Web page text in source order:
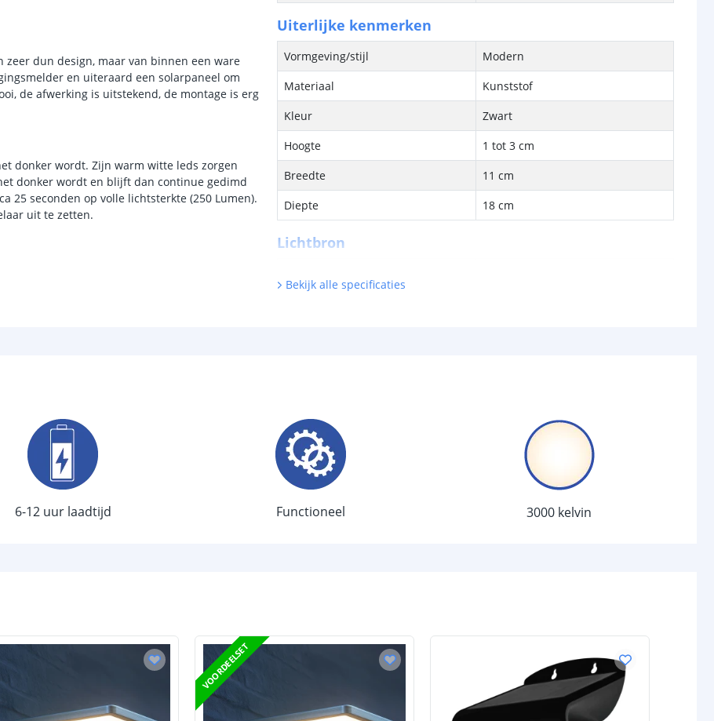
dun design, maar van binnen een ware
en uiteraard een solarpaneel om
de afwerking is uitstekend, de montage is erg
donker wordt. Zijn warm witte leds zorgen
donker wordt en blijft dan continue gedimd
25 seconden op volle lichtsterkte (250 Lumen).
uit te zetten.
Uiterlijke kenmerken
Vormgeving/stijl
Modern
Materiaal
Kunststof
Kleur
Zwart
Hoogte
1 tot 3 cm
Breedte
11 cm
Diepte
18 cm
Lichtbron
Aantal LEDS
Sensor en schakelaar
Schemersensor
Bewegingssensor
Schakelaar aan/uit
Ja
Aantal lichtstanden
Batterij
Bekijk alle specificaties
6-12 uur laadtijd Functioneel 3000 kelvin
VOORDEELSET